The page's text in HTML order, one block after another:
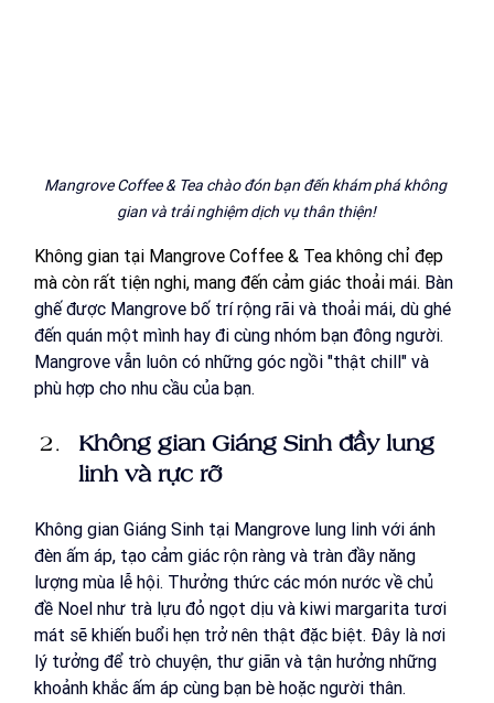
Mangrove Coffee & Tea chào đón bạn đến khám phá không
gian và trải nghiệm dịch vụ thân thiện!
Không gian tại Mangrove Coffee & Tea không chỉ đẹp
mà còn rất tiện nghi, mang đến cảm giác thoải mái. Bàn
ghế được Mangrove bố trí rộng rãi và thoải mái, dù ghé
đến quán một mình hay đi cùng nhóm bạn đông người.
Mangrove vẫn luôn có những góc ngồi "thật chill" và
phù hợp cho nhu cầu của bạn.
Không gian Giáng Sinh đầy lung
linh và rực rỡ
Không gian Giáng Sinh tại Mangrove lung linh với ánh
đèn ấm áp, tạo cảm giác rộn ràng và tràn đầy năng
lượng mùa lễ hội. Thưởng thức các món nước về chủ
đề Noel như trà lựu đỏ ngọt dịu và kiwi margarita tươi
mát sẽ khiến buổi hẹn trở nên thật đặc biệt. Đây là nơi
lý tưởng để trò chuyện, thư giãn và tận hưởng những
khoảnh khắc ấm áp cùng bạn bè hoặc người thân.